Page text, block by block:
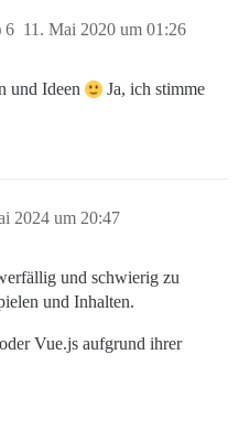
11. Mai 2020 um 01:26
6
und Ideen
Ja, ich stimme
2024 um 20:47
und schwierig zu
und Inhalten.
Vue.js aufgrund ihrer